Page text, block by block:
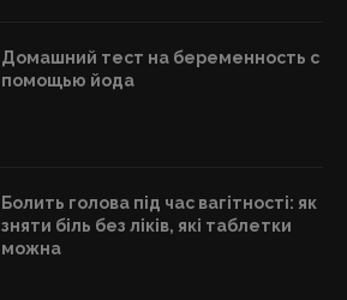
Домашний тест на беременность с
помощью йода
Болить голова під час вагітності: як
зняти біль без ліків, які таблетки
можна